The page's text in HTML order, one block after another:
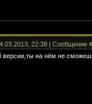
22:38 | Сообщение
версии,ты на нём не